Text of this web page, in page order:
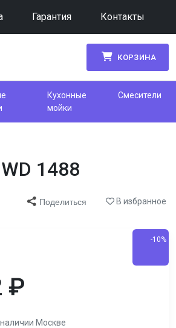
Гарантия Контакты
КОРЗИНА
Кухонные
мойки
Смесители
1488
Поделиться В избранное
-10%
₽
Москве